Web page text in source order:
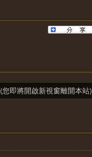
(您即將開啟新視窗離開本站)